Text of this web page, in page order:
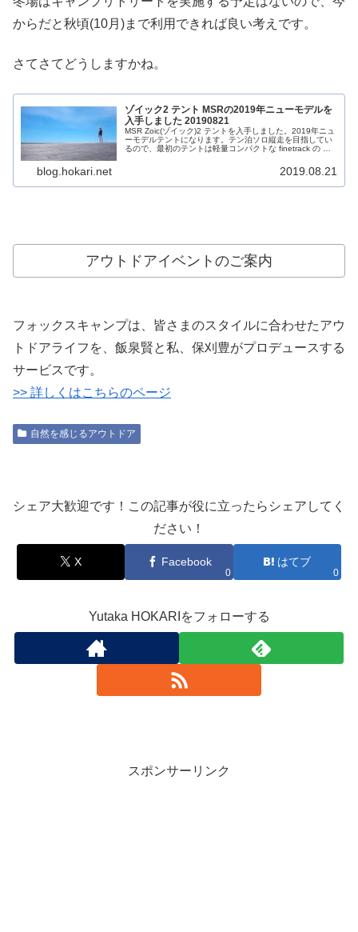
からだと秋頃(10月)まで利用できれば良い考えです。
さてさてどうしますかね。
ゾイック2 テント MSRの2019年ニューモデルを
入手しました 20190821
MSR Zoic(ゾイック)2 テントを入手しました。2019年ニュ
ーモデルテントになります。テン泊ソロ縦走を目指してい
るので、最初のテントは軽量コンパクトな finetrack の カ
blog.hokari.net 2019.08.21
アウトドアイベントのご案内
フォックスキャンプは、皆さまのスタイルに合わせたアウ
トドアライフを、飯泉賢と私、保刈豊がプロデュースする
サービスです。
>> 詳しくはこちらのページ
自然を感じるアウトドア
シェア大歓迎です！この記事が役に立ったらシェアしてく
ださい！
X Facebook
0
はてブ
0
Yutaka HOKARIをフォローする
スポンサーリンク